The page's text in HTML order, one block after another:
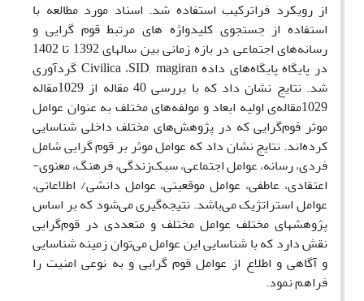
از رویکرد فراترکیب استفاده شد. اسناد مورد مطالعه با
استفاده از جستجوی کلیدواژه های مرتبط قوم گرایی و
رسانه‌های اجتماعی در بازه زمانی بین سالهای 1392 تا 1402
در پایگاه پایگاه‌های داده Civilica ،SID, magiran گردآوری
شد. نتایج نشان داد که با بررسی 40 مقاله از 1029مقاله
1029مقاله‌ی اولیه ابعاد و مولفه‌های مختلف به عنوان عوامل
موثر قوم‌گرایی که در پژوهش‌های مختلف داخلی شناسایی
کرده‌اند. نتایج نشان داد که عوامل موثر بر قوم گرایی شامل
فردی، رسانه، عوامل اجتماعی، سبک‌زندگی، فرهنگ، معنوی-
اعتقادی، عاطفی، عوامل موقعیتی، عوامل دانشی/ اطلاعاتی،
عوامل استراتژیک می‌باشد. نتیجه‌گیری می‌شود که بر اساس
پژوهشهای مختلف عوامل مختلف و متعددی در قوم‌گرایی
نقش دارد که با شناسایی این عوامل می‌توان زمینه شناسایی
و آگاهی و اطلاع از عوامل قوم گرایی و به نوعی امنیت را
فراهم نمود.